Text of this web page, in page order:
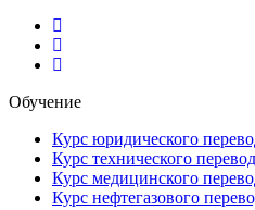
Обучение
Курс юридического
Курс технического
Курс медицинского
Курс нефтегазового